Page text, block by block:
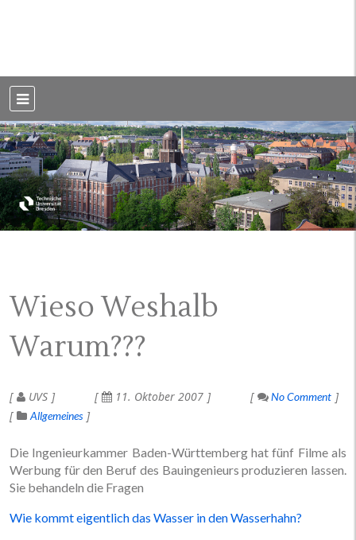
Dresden
Wieso Weshalb
Warum???
UVS 11. Oktober 2007
No Comment
Allgemeines
Die Ingenieurkammer Baden-Württemberg hat fünf Filme als
Werbung für den Beruf des Bauingenieurs produzieren lassen.
Sie behandeln die Fragen
Wie kommt eigentlich das Wasser in den Wasserhahn?